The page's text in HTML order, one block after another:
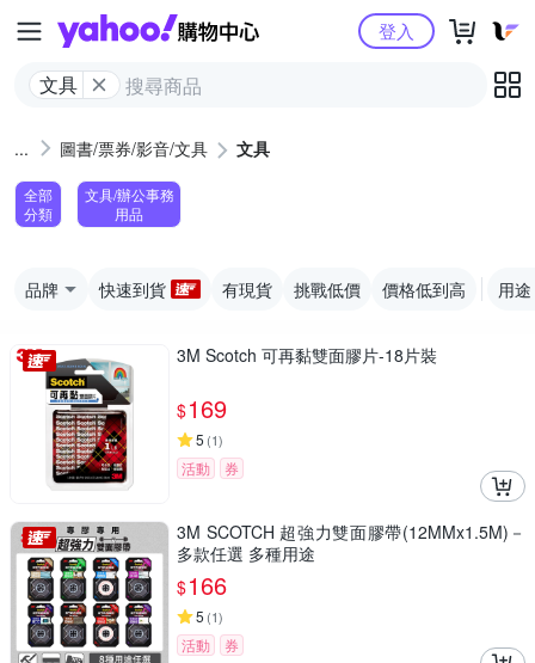
Yahoo購物中心
文具
登入
圖書/票券/影音/文具 文具
全部
分類
文具/辦公事務
用品
品牌 快速到貨 有現貨 挑戰低價 價格低到高 用途
3M Scotch 可再黏雙面膠片-18片裝
$169
5 (1)
活動 券
3M SCOTCH 超強力雙面膠帶(12MMx1.5M)－
多款任選 多種用途
$166
5 (1)
活動 券